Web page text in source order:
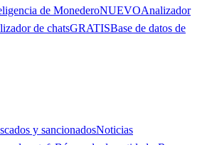
de MonederoNUEVOAnalizador
de chatsGRATISBase de datos de
y sancionadosNoticias